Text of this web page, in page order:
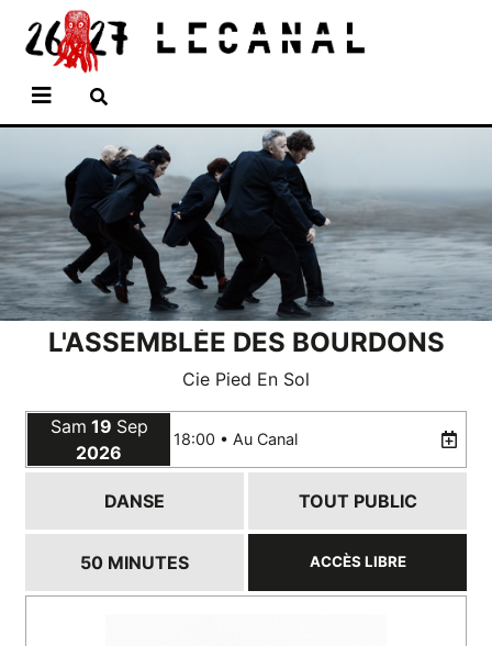
contenu
principal
L'ASSEMBLÉE DES BOURDONS
Cie Pied En Sol
Sam 19 Sep
2026
18:00 •Au Canal
DANSE TOUT PUBLIC
50 MINUTES ACCÈS LIBRE
Panneau de gestion des cookies